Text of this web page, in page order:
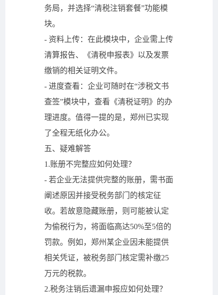
务局，并选择“清税注销套餐”功能模
块。
- 资料上传：在此模块中，企业需上传
清算报告、《清税申报表》以及发票
缴销的相关证明文件。
- 进度查看：企业可随时在“涉税文书
查签”模块中，查看《清税证明》的办
理进度。值得一提的是，郑州已实现
了全程无纸化办公。
五、疑难解答
1.账册不完整应如何处理？
- 若企业无法提供完整的账册，需书面
阐述原因并接受税务部门的核定征
收。若故意隐藏账册，则可能被认定
为偷税行为，将面临高达50%至5倍的
罚款。例如，郑州某企业因未能提供
相关凭证，被税务部门核定需补缴25
万元的税款。
2.税务注销后遗漏申报应如何处理？